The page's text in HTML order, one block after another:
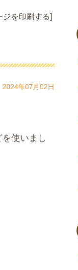
ジを印刷する]
2024年07月02日
使いまし